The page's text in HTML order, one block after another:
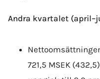
Andra kvartalet
721,5 MSEK